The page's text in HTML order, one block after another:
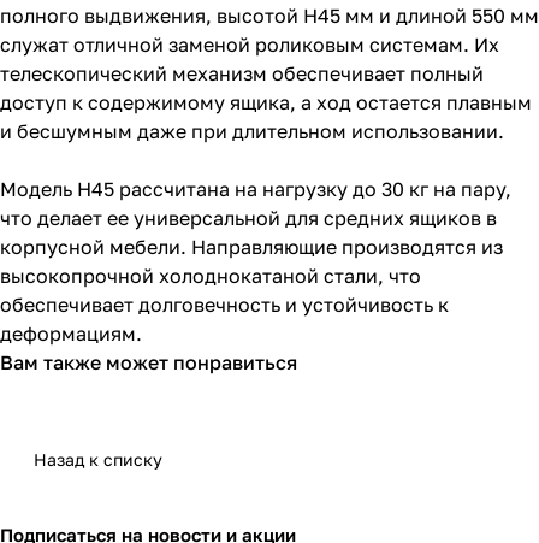
полного выдвижения, высотой H45 мм и длиной 550 мм
служат отличной заменой роликовым системам. Их
телескопический механизм обеспечивает полный
доступ к содержимому ящика, а ход остается плавным
и бесшумным даже при длительном использовании.
Модель H45 рассчитана на нагрузку до 30 кг на пару,
что делает ее универсальной для средних ящиков в
корпусной мебели. Направляющие производятся из
высокопрочной холоднокатаной стали, что
обеспечивает долговечность и устойчивость к
деформациям.
Вам также может понравиться
Назад к списку
Подписаться на новости и акции